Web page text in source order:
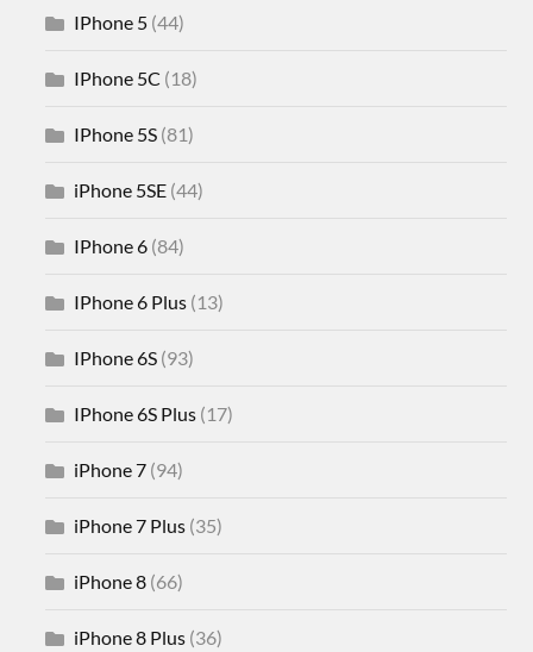
IPhone 5 (44)
IPhone 5C (18)
IPhone 5S (81)
iPhone 5SE (44)
IPhone 6 (84)
IPhone 6 Plus (13)
IPhone 6S (93)
IPhone 6S Plus (17)
iPhone 7 (94)
iPhone 7 Plus (35)
iPhone 8 (66)
iPhone 8 Plus (36)